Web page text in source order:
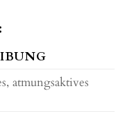
atmungsaktives